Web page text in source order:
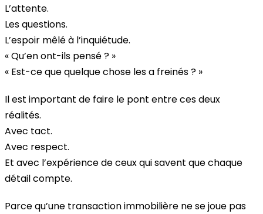
L’attente.
Les questions.
L’espoir mêlé à l’inquiétude.
« Qu’en ont-ils pensé ? »
« Est-ce que quelque chose les a freinés ? »
Il est important de faire le pont entre ces deux
réalités.
Avec tact.
Avec respect.
Et avec l’expérience de ceux qui savent que chaque
détail compte.
Parce qu’une transaction immobilière ne se joue pas